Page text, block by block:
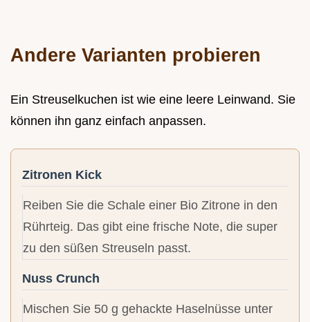
Andere Varianten probieren
Ein Streuselkuchen ist wie eine leere Leinwand. Sie
können ihn ganz einfach anpassen.
Zitronen Kick
Reiben Sie die Schale einer Bio Zitrone in den
Rührteig. Das gibt eine frische Note, die super
zu den süßen Streuseln passt.
Nuss Crunch
Mischen Sie 50 g gehackte Haselnüsse unter